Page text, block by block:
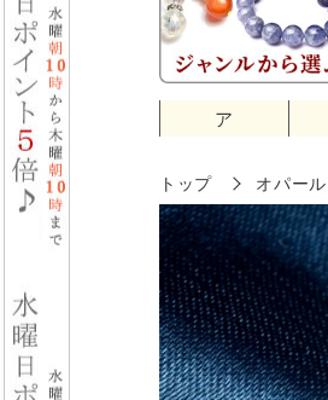
ア
トップ オパール